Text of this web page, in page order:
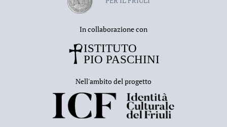
In collaborazione con
Nell'ambito del progetto